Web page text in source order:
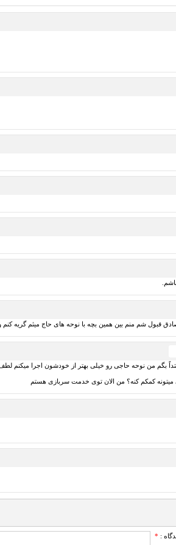
قبول شم منم بین همین بچه با نوحه های حاج میثم گریه کنم
بگم من نوحه حاجی رو خیلی بهتر از خودشون اجرا میکنم
کمکم کنه؟ من الان توی خدمت سربازی هستم
:
*